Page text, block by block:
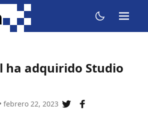
dark mode
menu
ha adquirido Studio
• febrero 22, 2023
compartir en
compartir en